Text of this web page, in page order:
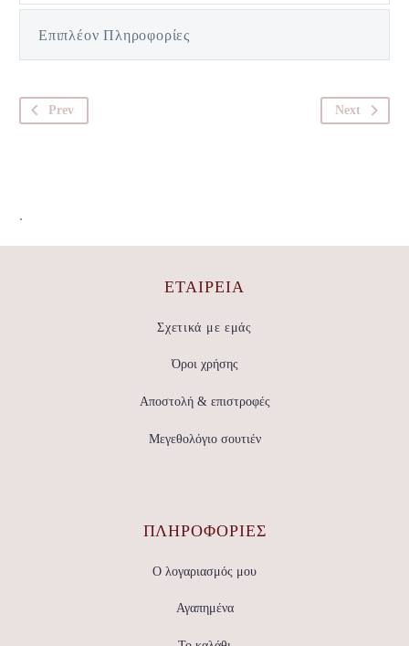
Επιπλέον Πληροφορίες
Prev Next
.
ΕΤΑΙΡΕΊΑ
Σχετικά με εμάς
Όροι χρήσης
Αποστολή & επιστροφές
Μεγεθολόγιο σουτιέν
ΠΛΗΡΟΦΟΡΙΕΣ
Ο λογαριασμός μου
Αγαπημένα